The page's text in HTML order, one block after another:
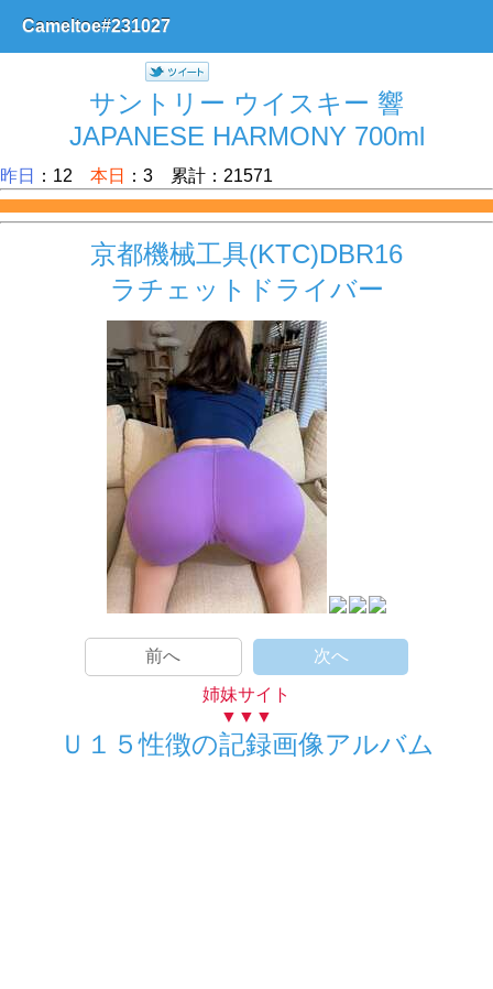
Cameltoe#231027
サントリー ウイスキー 響
JAPANESE HARMONY 700ml
昨日 ：12 本日 ：3 累計：21571
京都機械工具(KTC)DBR16
ラチェットドライバー
前へ 次へ
姉妹サイト
▼▼▼
Ｕ１５性徴の記録画像アルバム